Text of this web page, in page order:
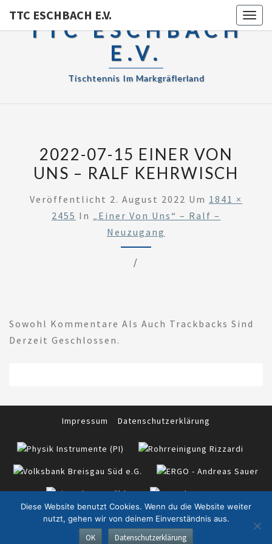
TTC ESCHBACH E.V.
TTC ESCHBACH
E.V.
Tischtennis Im Markgräflerland
2022-07-15 EINER VON
UNS – RALF KEHRWISCH
Veröffentlicht 2. August 2022 Um 1841 ×
2455 In „Einer Von Uns“ – Ralf –
Neuzugang
/
Sowohl Kommentare Als Auch Trackbacks Sind
Derzeit Geschlossen.
Impressum Datenschutzerklärung
TTC Eschbach e.V. in Zusammenarbeit mit
Diese Website benutzt Cookies. Wenn du die Website weiter
nutzt, gehen wir von deinem Einverständnis aus.
OK Datenschutzerklärung